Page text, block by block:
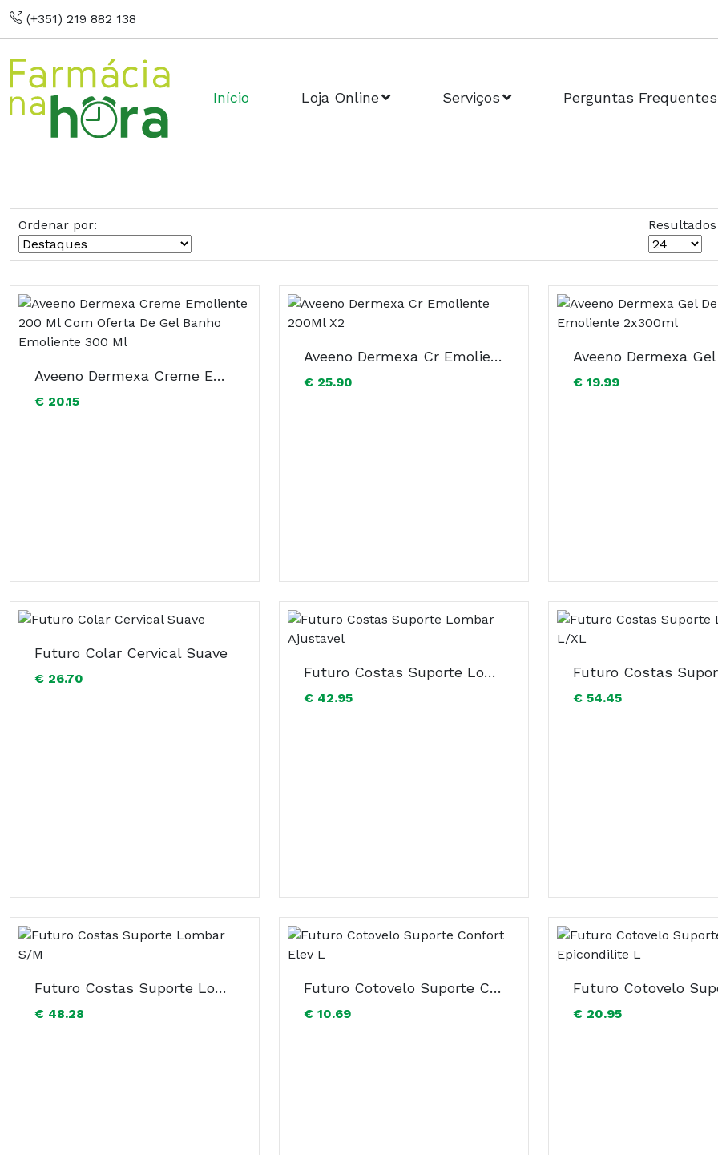
(+351) 219 882 138
Início Loja Online Serviços Perguntas Frequentes
Ordenar por:
Aveeno Dermexa Creme Emoliente 200 Ml Com Oferta De Gel Banho Emoliente 300 Ml
€ 20.15
Aveeno Dermexa Cr Emoliente 200Ml X2
€ 25.90 € 19.99
Futuro Colar Cervical Suave
€ 26.70 Futuro Costas Suporte Lombar Ajustavel
€ 42.95 € 54.45
Futuro Costas Suporte Lombar S/M
€ 48.28
Futuro Cotovelo Suporte Confort Elev L
€ 10.69 € 20.95